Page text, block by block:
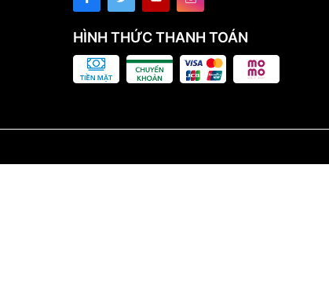
HÌNH THỨC THANH TOÁN